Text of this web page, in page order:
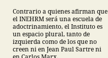
Contrario a quienes afirman que
el INEHRM será una escuela de
adoctrinamiento, el Instituto es
un espacio plural, tanto de
izquierda como de los que no
creen ni en Jean Paul Sartre ni